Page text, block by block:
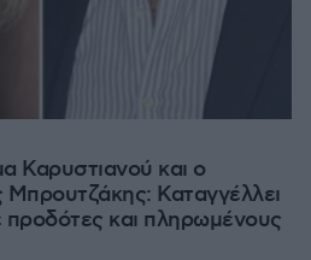
Καρυστιανού και ο
Μπρουτζάκης: Καταγγέλλει
προδότες και πληρωμένους